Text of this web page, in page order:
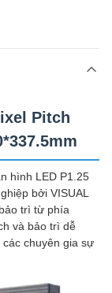
Pitch
hình LED P1.25
bởi VISUAL
trì từ phía
và bảo trì dễ
chuyên gia sự